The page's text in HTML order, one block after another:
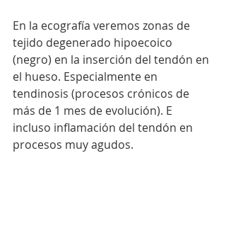
En la ecografía veremos zonas de
tejido degenerado hipoecoico
(negro) en la inserción del tendón en
el hueso. Especialmente en
tendinosis (procesos crónicos de
más de 1 mes de evolución). E
incluso inflamación del tendón en
procesos muy agudos.